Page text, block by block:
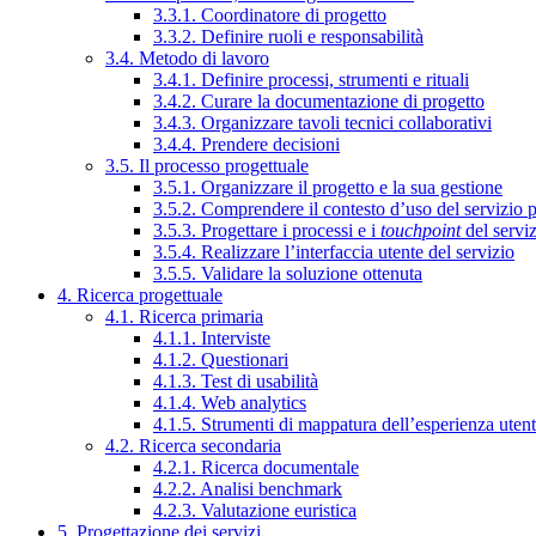
3.3.1. Coordinatore di progetto
3.3.2. Definire ruoli e responsabilità
3.4. Metodo di lavoro
3.4.1. Definire processi, strumenti e rituali
3.4.2. Curare la documentazione di progetto
3.4.3. Organizzare tavoli tecnici collaborativi
3.4.4. Prendere decisioni
3.5. Il processo progettuale
3.5.1. Organizzare il progetto e la sua gestione
3.5.2. Comprendere il contesto d’uso del servizio
3.5.3. Progettare i processi e i touchpointdel
3.5.4. Realizzare l’interfaccia utente del servizio
3.5.5. Validare la soluzione ottenuta
4. Ricerca progettuale
4.1. Ricerca primaria
4.1.1. Interviste
4.1.2. Questionari
4.1.3. Test di usabilità
4.1.4. Web analytics
4.1.5. Strumenti di mappatura dell’esperienza
4.2. Ricerca secondaria
4.2.1. Ricerca documentale
4.2.2. Analisi benchmark
4.2.3. Valutazione euristica
5. Progettazione dei servizi